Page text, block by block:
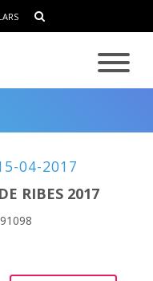
04-2017
RIBES 2017